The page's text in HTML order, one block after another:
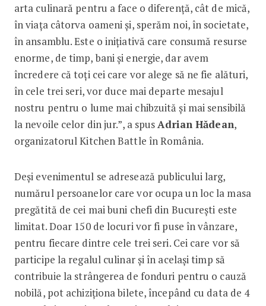
arta culinară pentru a face o diferență, cât de mică,
în viața câtorva oameni și, sperăm noi, în societate,
în ansamblu. Este o inițiativă care consumă resurse
enorme, de timp, bani și energie, dar avem
încredere că toți cei care vor alege să ne fie alături,
în cele trei seri, vor duce mai departe mesajul
nostru pentru o lume mai chibzuită și mai sensibilă
la nevoile celor din jur.”, a spusAdrian Hădean,
organizatorul Kitchen Battle în România.
Deși evenimentul se adresează publicului larg,
numărul persoanelor care vor ocupa un loc la masa
pregătită de cei mai buni chefi din București este
limitat. Doar 150 de locuri vor fi puse în vânzare,
pentru fiecare dintre cele trei seri. Cei care vor să
participe la regalul culinar și în același timp să
contribuie la strângerea de fonduri pentru o cauză
nobilă, pot achiziționa bilete, începând cu data de 4